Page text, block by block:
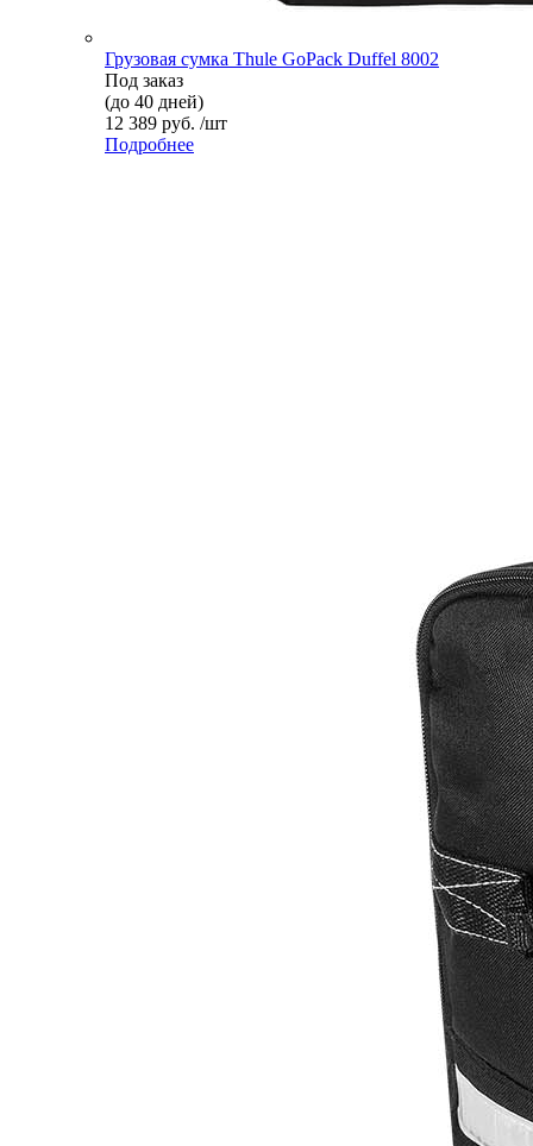
Грузовая сумка Thule GoPack Duffel 8002
Под заказ
(до 40 дней)
12 389 руб. /шт
Подробнее